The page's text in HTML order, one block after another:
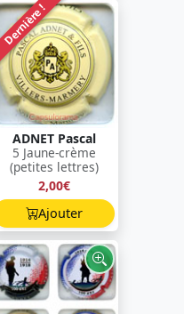
Dernière !
ADNET Pascal
5 Jaune-crème
(petites lettres)
2,00€
Ajouter